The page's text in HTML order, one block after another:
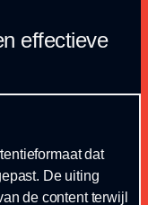
effectieve
dat
De uiting
de content terwijl